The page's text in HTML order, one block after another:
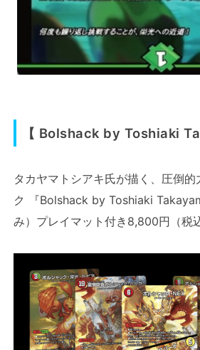
【 Bolshack by Toshiaki
タカヤマトシアキ氏が描く、圧倒
ク 『Bolshack by Toshiaki
み）プレイマット付き8,800円（税